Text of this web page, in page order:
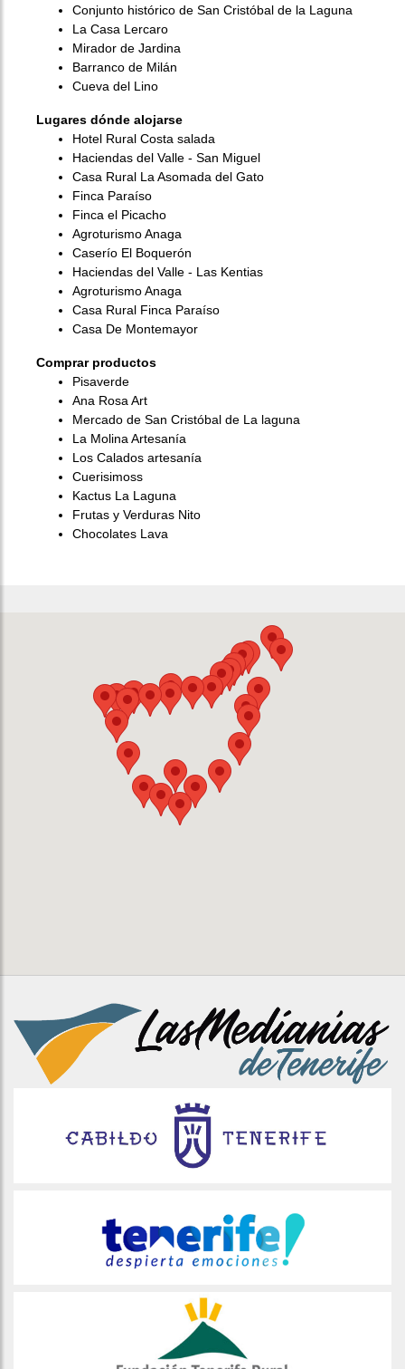
Conjunto histórico de San Cristóbal de la Laguna
La Casa Lercaro
Mirador de Jardina
Barranco de Milán
Cueva del Lino
Lugares dónde alojarse
Hotel Rural Costa salada
Haciendas del Valle - San Miguel
Casa Rural La Asomada del Gato
Finca Paraíso
Finca el Picacho
Agroturismo Anaga
Caserío El Boquerón
Haciendas del Valle - Las Kentias
Agroturismo Anaga
Casa Rural Finca Paraíso
Casa De Montemayor
Comprar productos
Pisaverde
Ana Rosa Art
Mercado de San Cristóbal de La laguna
La Molina Artesanía
Los Calados artesanía
Cuerisimoss
Kactus La Laguna
Frutas y Verduras Nito
Chocolates Lava